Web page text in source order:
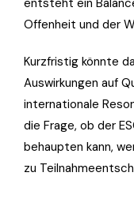
entsteht ein
Offenheit und der
Kurzfristig könnte
Auswirkungen auf
internationale
die Frage, ob der
behaupten kann,
zu